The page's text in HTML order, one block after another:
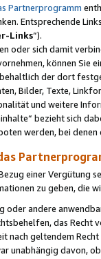
Partnerprogramm
Entsprechende
Links“).
oder sich damit
können Sie
der dort
Bilder, Texte,
und weitere
bezieht sich
werden, bei
einer Vergütung
zu geben, die
oder andere
das
nach geltendem
unabhängig davon,